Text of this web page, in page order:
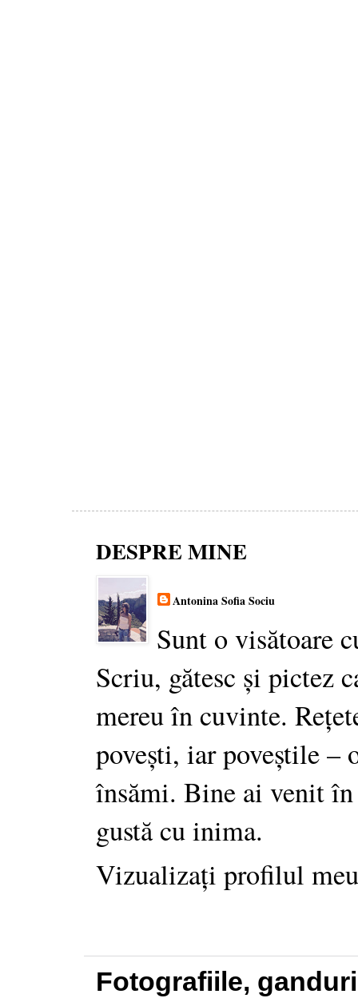
DESPRE MINE
Antonina Sofia Sociu
Sunt o visătoare
Scriu, gătesc și pictez
mereu în cuvinte.
povești, iar poveștile –
însămi. Bine ai venit
gustă cu inima.
Vizualizați profilul
Fotografiile,